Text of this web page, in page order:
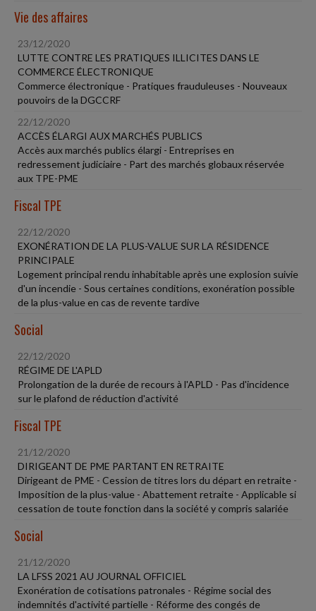
Vie des affaires
23/12/2020
LUTTE CONTRE LES PRATIQUES ILLICITES DANS LE
COMMERCE ÉLECTRONIQUE
Commerce électronique - Pratiques frauduleuses - Nouveaux
pouvoirs de la DGCCRF
22/12/2020
ACCÈS ÉLARGI AUX MARCHÉS PUBLICS
Accès aux marchés publics élargi - Entreprises en
redressement judiciaire - Part des marchés globaux réservée
aux TPE-PME
Fiscal TPE
22/12/2020
EXONÉRATION DE LA PLUS-VALUE SUR LA RÉSIDENCE
PRINCIPALE
Logement principal rendu inhabitable après une explosion suivie
d'un incendie - Sous certaines conditions, exonération possible
de la plus-value en cas de revente tardive
Social
22/12/2020
RÉGIME DE L'APLD
Prolongation de la durée de recours à l'APLD - Pas d'incidence
sur le plafond de réduction d'activité
Fiscal TPE
21/12/2020
DIRIGEANT DE PME PARTANT EN RETRAITE
Dirigeant de PME - Cession de titres lors du départ en retraite -
Imposition de la plus-value - Abattement retraite - Applicable si
cessation de toute fonction dans la société y compris salariée
Social
21/12/2020
LA LFSS 2021 AU JOURNAL OFFICIEL
Exonération de cotisations patronales - Régime social des
indemnités d'activité partielle - Réforme des congés de